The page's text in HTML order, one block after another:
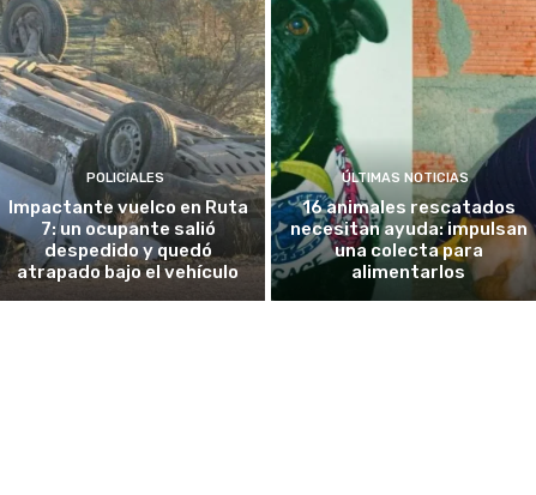
POLICIALES
Impactante vuelco en Ruta
7: un ocupante salió
despedido y quedó
atrapado bajo el vehículo
ÚLTIMAS NOTICIAS
16 animales rescatados
necesitan ayuda: impulsan
una colecta para
alimentarlos